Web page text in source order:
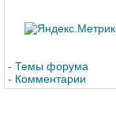
- Темы форума
- Комментарии